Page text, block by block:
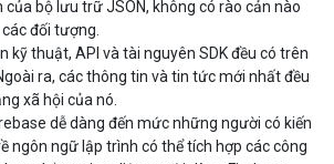
đối tượng.
kỹ thuật, API và tài nguyên SDK đều có trên
ra, các thông tin và tin tức mới nhất đều
xã hội của nó.
dễ dàng đến mức những người có kiến
ngôn ngữ lập trình có thể tích hợp các công
bằng giao diện người dùng Firebase.